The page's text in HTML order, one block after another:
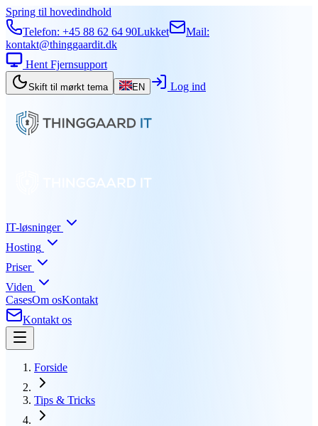
Spring til hovedindhold
Telefon: +45 88 62 64 90Lukket
Mail:
kontakt@thinggaardit.dk
Hent Fjernsupport
Skift til mørkt tema EN Log ind
IT-løsninger
Hosting
Priser
Viden
CasesOm osKontakt
Kontakt os
Forside
Tips & Tricks